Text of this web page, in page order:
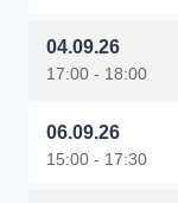
04.09.26
17:00 - 18:00
06.09.26
15:00 - 17:30